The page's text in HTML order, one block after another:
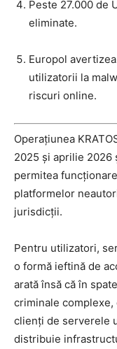
Peste 27.000 de
eliminate.
Europol
utilizatorii la
riscuri online.
Operațiunea
2025 și aprilie 2026
permitea
platformelor
jurisdicții.
Pentru utilizatori,
o formă ieftină de
arată însă că în
criminale
clienți de serverele
distribuie